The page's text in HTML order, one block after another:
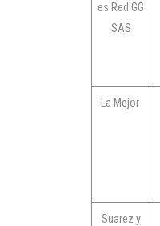
es Red GG
SAS
La Mejor
Suarez y